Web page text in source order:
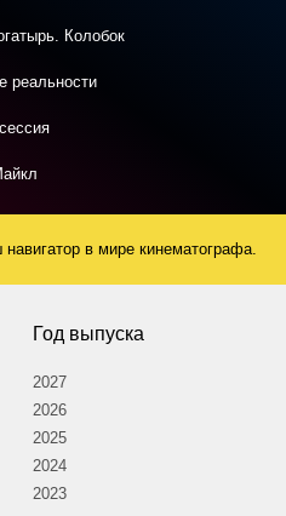
Колобок
реальности
в мире кинематографа.
Год выпуска
2027
2026
2025
2024
2023